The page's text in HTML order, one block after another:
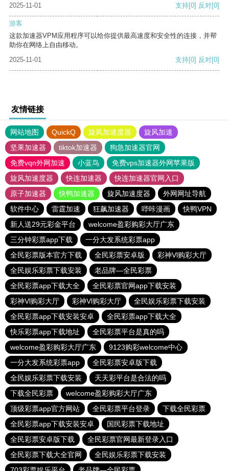
2025-11-01
支持[0] 反对[0]
游客
这款加速器VPM应用程序可以给你提供最高速度和安全性的连接，并帮
助你在网络上自由移动。
2025-11-01
支持[0] 反对[0]
友情链接
网站地图 QuickQ 旋风加速度器
旋风加速
坚果加速器
tiktok加速器
狗急加速器官网
免费vqn外网加速
小蓝鸟
免费vps加速器外网苹果版
旋风加速度器
快连加速器
快连加速器官网入口
原子加速器
快鸭加速器 旋风加速度器
外网网址导航
软件中心
雷霆加速 狂飙加速器 哔咔漫画
快鸭VPN
新人送29元彩金平台
welcome盈彩购彩大厅广东
三分钟彩票app下载
一分大发系统彩票app
全民彩票版本官方下载
全民彩票安卓版
彩神Vl购彩大厅
全民娱乐彩票下载安装
老品牌—全民彩票
全民彩票app下载大全
全民彩票官网app下载安装
彩神Vl购彩大厅
彩神Vl购彩大厅
全民娱乐彩票下载安装
全民彩票app下载安装安卓
全民彩票app下载大全
快乐彩票app下载地址
全民彩票平台是真的吗
welcome盈彩购彩大厅广东
9123购彩welcome中心
一分大发系统彩票app
全民彩票安卓版下载
全民娱乐彩票下载安装
天天彩平台是合法的吗
下载全民彩票
welcome盈彩购彩大厅广东
顶级彩票app官方网站
全民彩票平台登录
下载全民彩票
全民彩票app下载安装安卓
国民彩票下载地址
全民彩票安卓版下载
全民彩票官网最新登录入口
全民彩票下载大全官网
全民娱乐彩票下载安装